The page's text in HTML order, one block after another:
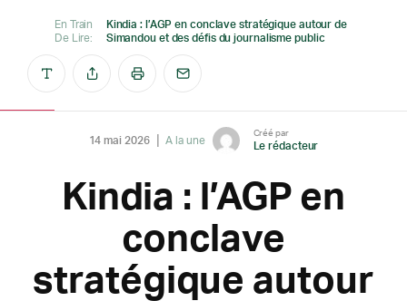
En Train
De Lire:
Kindia : l’AGP en conclave stratégique autour de
Simandou et des défis du journalisme public
14 mai 2026 A la une
Créé par
Le rédacteur
Kindia : l’AGP en
conclave
stratégique autour